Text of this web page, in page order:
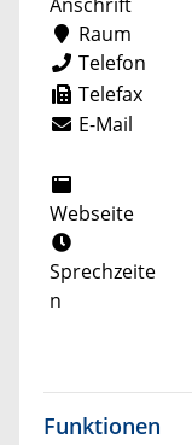
Raum
Telefon
Telefax
E-Mail
Webseite
Sprechzeite
n
Funktionen